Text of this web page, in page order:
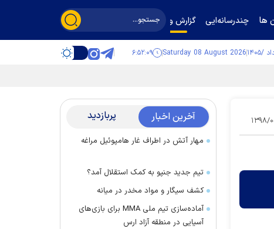
ها چندرسانه‌ایی گزارش و گفت‌وگو
Saturday 08 August 2026 ۶:۵۲:۱۰
۰۵/۲۷ آخرین اخبار پربازدید
مهار آتش در اطراف غار هامپوئیل مراغه
تیم جدید جنپو به کمک استقلال آمد؟
کشف سیگار و مواد مخدر در میانه
آماده‌سازی تیم ملی MMA برای بازی‌های
آسیایی در منطقه آزاد ارس